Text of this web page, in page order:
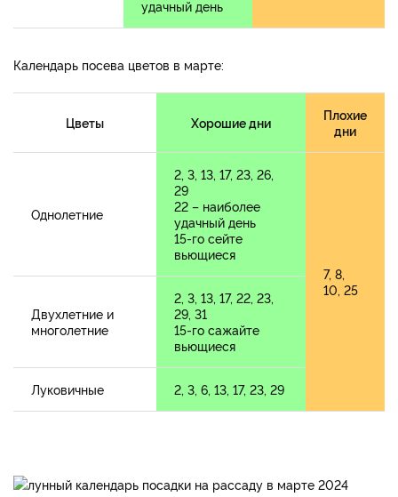
удачный день
Календарь посева цветов в марте:
Цветы Хорошие дни
Плохие
дни
Однолетние
2, 3, 13, 17, 23, 26,
29
22 – наиболее
удачный день
15-го сейте
вьющиеся
7, 8,
10, 25
Двухлетние и
многолетние
2, 3, 13, 17, 22, 23,
29, 31
15-го сажайте
вьющиеся
Луковичные 2, 3, 6, 13, 17, 23, 29